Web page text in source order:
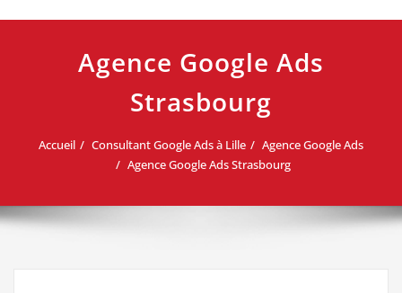
navigation
Agence Google Ads
Strasbourg
Accueil Consultant Google Ads à Lille
Agence Google Ads
Agence Google Ads Strasbourg